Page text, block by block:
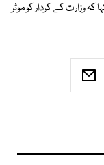
وزارت کے کردار کو موثر